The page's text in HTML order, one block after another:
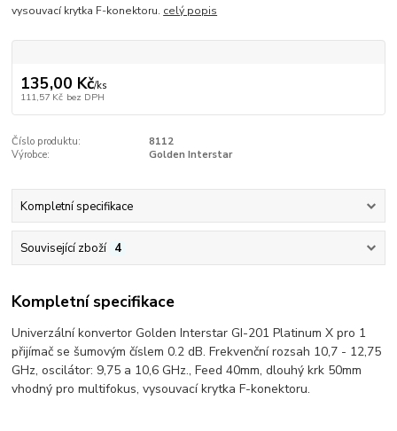
vysouvací krytka F-konektoru. celý popis
135,00 Kč/ks
111,57 Kč bez DPH
Číslo produktu:
8112
Výrobce:
Golden Interstar
Kompletní specifikace
Související zboží 4
Kompletní specifikace
Univerzální konvertor Golden Interstar GI-201 Platinum X pro 1
přijímač se šumovým číslem 0.2 dB. Frekvenční rozsah 10,7 - 12,75
GHz, oscilátor: 9,75 a 10,6 GHz., Feed 40mm, dlouhý krk 50mm
vhodný pro multifokus, vysouvací krytka F-konektoru.